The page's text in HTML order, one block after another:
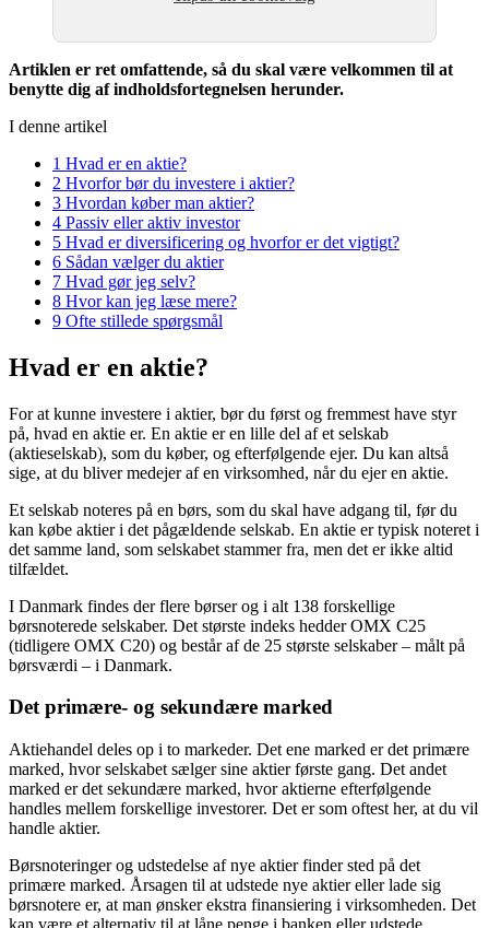
Artiklen er ret omfattende, så du skal være velkommen til at
benytte dig af indholdsfortegnelsen herunder.
I denne artikel
1 Hvad er en aktie?
2 Hvorfor bør du investere i aktier?
3 Hvordan køber man aktier?
4 Passiv eller aktiv investor
5 Hvad er diversificering og hvorfor er det vigtigt?
6 Sådan vælger du aktier
7 Hvad gør jeg selv?
8 Hvor kan jeg læse mere?
9 Ofte stillede spørgsmål
Hvad er en aktie?
For at kunne investere i aktier, bør du først og fremmest have styr
på, hvad en aktie er. En aktie er en lille del af et selskab
(aktieselskab), som du køber, og efterfølgende ejer. Du kan altså
sige, at du bliver medejer af en virksomhed, når du ejer en aktie.
Et selskab noteres på en børs, som du skal have adgang til, før du
kan købe aktier i det pågældende selskab. En aktie er typisk noteret i
det samme land, som selskabet stammer fra, men det er ikke altid
tilfældet.
I Danmark findes der flere børser og i alt 138 forskellige
børsnoterede selskaber. Det største indeks hedder OMX C25
(tidligere OMX C20) og består af de 25 største selskaber – målt på
børsværdi – i Danmark.
Det primære- og sekundære marked
Aktiehandel deles op i to markeder. Det ene marked er det primære
marked, hvor selskabet sælger sine aktier første gang. Det andet
marked er det sekundære marked, hvor aktierne efterfølgende
handles mellem forskellige investorer. Det er som oftest her, at du vil
handle aktier.
Børsnoteringer og udstedelse af nye aktier finder sted på det
primære marked. Årsagen til at udstede nye aktier eller lade sig
børsnotere er, at man ønsker ekstra finansiering i virksomheden. Det